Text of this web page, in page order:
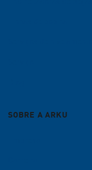
SOBRE A ARKU